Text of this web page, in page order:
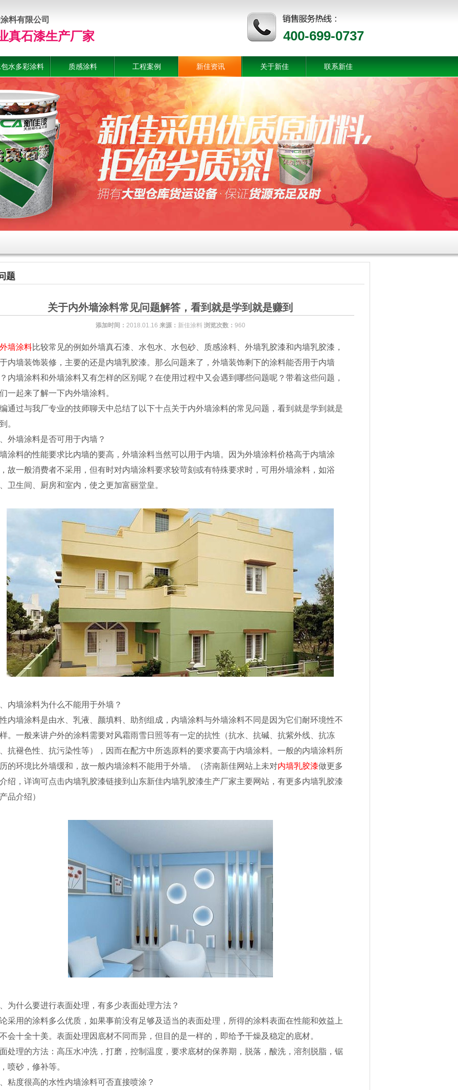
料有限公司
真石漆生产厂家 400-699-0737
水多彩涂料 质感涂料 工程案例 新佳资讯 关于新佳 联系新佳
题
关于内外墙涂料常见问题解答，看到就是学到就是赚到
添加时间： 2018.01.16 来源： 新佳涂料 浏览次数： 960
墙涂料比较常见的例如外墙真石漆、水包水、水包砂、质感涂料、外墙乳胶漆和内墙乳胶漆，
内墙装饰装修，主要的还是内墙乳胶漆。那么问题来了，外墙装饰剩下的涂料能否用于内墙
内墙涂料和外墙涂料又有怎样的区别呢？在使用过程中又会遇到哪些问题呢？带着这些问题，
一起来了解一下内外墙涂料。
通过与我厂专业的技师聊天中总结了以下十点关于内外墙涂料的常见问题，看到就是学到就是
。
外墙涂料是否可用于内墙？
涂料的性能要求比内墙的要高，外墙涂料当然可以用于内墙。因为外墙涂料价格高于内墙涂
故一般消费者不采用，但有时对内墙涂料要求较苛刻或有特殊要求时，可用外墙涂料，如浴
卫生间、厨房和室内，使之更加富丽堂皇。
内墙涂料为什么不能用于外墙？
内墙涂料是由水、乳液、颜填料、助剂组成，内墙涂料与外墙涂料不同是因为它们耐环境性不
。一般来讲户外的涂料需要对风霜雨雪日照等有一定的抗性（抗水、抗碱、抗紫外线、抗冻
抗褪色性、抗污染性等），因而在配方中所选原料的要求要高于内墙涂料。一般的内墙涂料所
的环境比外墙缓和，故一般内墙涂料不能用于外墙。（济南新佳网站上未对内墙乳胶漆做更多
绍，详询可点击内墙乳胶漆链接到山东新佳内墙乳胶漆生产厂家主要网站，有更多内墙乳胶漆
品介绍）
为什么要进行表面处理，有多少表面处理方法？
采用的涂料多么优质，如果事前没有足够及适当的表面处理，所得的涂料表面在性能和效益上
会十全十美。表面处理因底材不同而异，但目的是一样的，即给予干燥及稳定的底材。
处理的方法：高压水冲洗，打磨，控制温度，要求底材的保养期，脱落，酸洗，溶剂脱脂，锯
喷砂，修补等。
粘度很高的水性内墙涂料可否直接喷涂？